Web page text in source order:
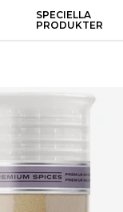
SPECIELLA
PRODUKTER